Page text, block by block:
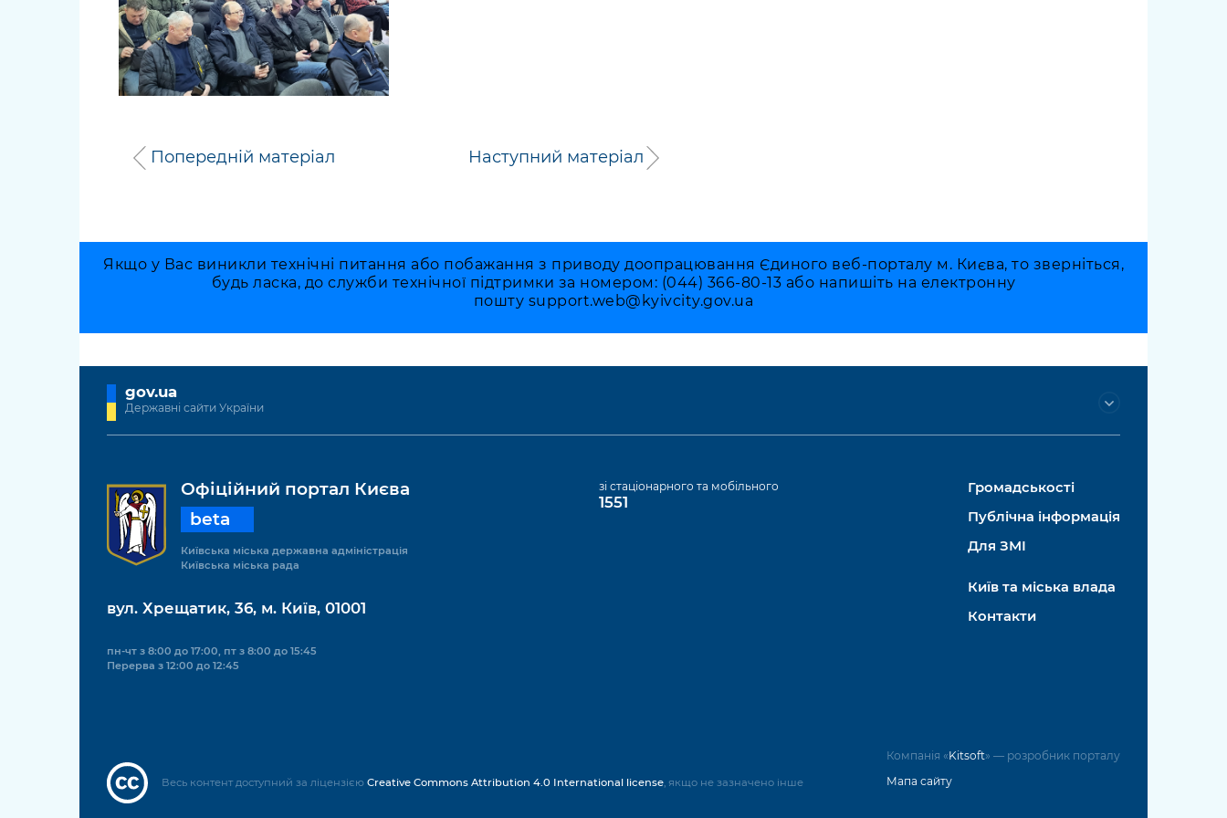
Попередній матеріал Наступний матеріал
Якщо у Вас виникли технічні питання або побажання з приводу доопрацювання Єдиного веб-порталу м. Києва, то зверніться,
будь ласка, до служби технічної підтримки за номером: (044) 366-80-13 або напишіть на електронну
пошту support.web@kyivcity.gov.ua
gov.ua
Державні сайти України
Офіційний портал Києва
beta
Київська міська державна адміністрація
Київська міська рада
вул. Хрещатик, 36, м. Київ, 01001
пн-чт з 8:00 до 17:00, пт з 8:00 до 15:45
Перерва з 12:00 до 12:45
зі стаціонарного та мобільного
1551
Громадськості
Публічна інформація
Для ЗМІ
Київ та міська влада
Контакти
Компанія «Kitsoft» — розробник порталу
Мапа сайту
Весь контент доступний за ліцензією Creative Commons Attribution 4.0 International license, якщо не зазначено інше